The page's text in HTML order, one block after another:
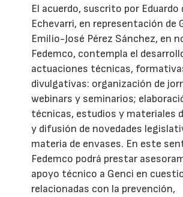
El acuerdo, suscrito por Eduardo
Echevarri, en representación de
Emilio-José Pérez Sánchez, en
Fedemco, contempla el
actuaciones técnicas,
divulgativas: organización de
webinars y seminarios;
técnicas, estudios y materiales
y difusión de novedades
materia de envases. En este
Fedemco podrá prestar
apoyo técnico a Genci en
relacionadas con la prevención,